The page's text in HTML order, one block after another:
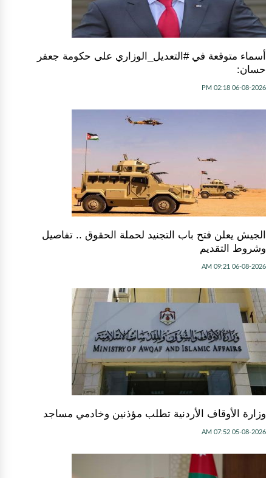
أسماء متوقعة في #التعديل_الوزاري على حكومة جعفر
حسان:
06-08-2026 02:18 PM
الجيش يعلن فتح باب التجنيد لحملة الحقوق .. تفاصيل
وشروط التقديم
06-08-2026 09:21 AM
وزارة الأوقاف الأردنية تطلب مؤذنين وخادمي مساجد
05-08-2026 07:52 AM